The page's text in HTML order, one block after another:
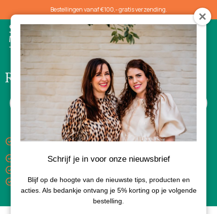
Bestellingen vanaf €100,- gratis verzending.
0
Renophase
Keuze uit gratis luxe sample bij aankoop van 3
Gratis verzending vanaf €100,-
Bezorgd met PostNL
Schrijf je in voor onze nieuwsbrief
Blijf op de hoogte van de nieuwste tips, producten en
acties. Als bedankje ontvang je 5% korting op je volgende
bestelling.